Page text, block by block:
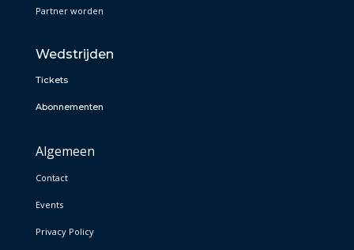
Partner worden
Wedstrijden
Tickets
Abonnementen
Algemeen
Contact
Events
Privacy Policy